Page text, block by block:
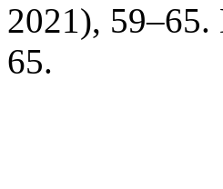
2021),
65.